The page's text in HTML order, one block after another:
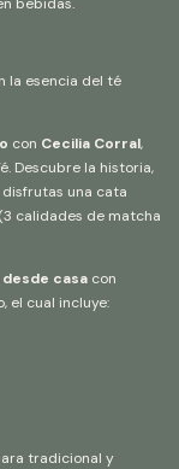
la esencia del té
con Cecilia Corral,
Descubre la historia,
una cata
(3 calidades de matcha
casa con
el cual incluye:
tradicional y